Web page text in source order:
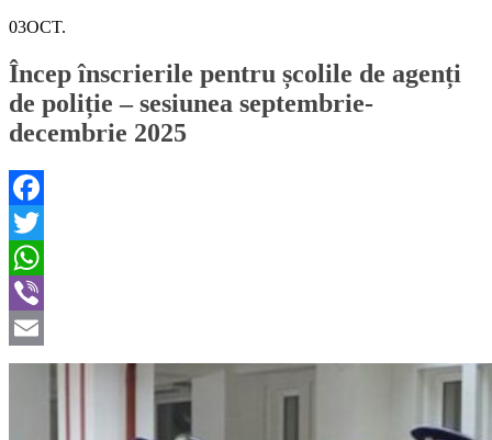
03OCT.
Încep înscrierile pentru școlile de agenți
de poliție – sesiunea septembrie-
decembrie 2025
Facebook
Twitter
WhatsApp
Viber
Email